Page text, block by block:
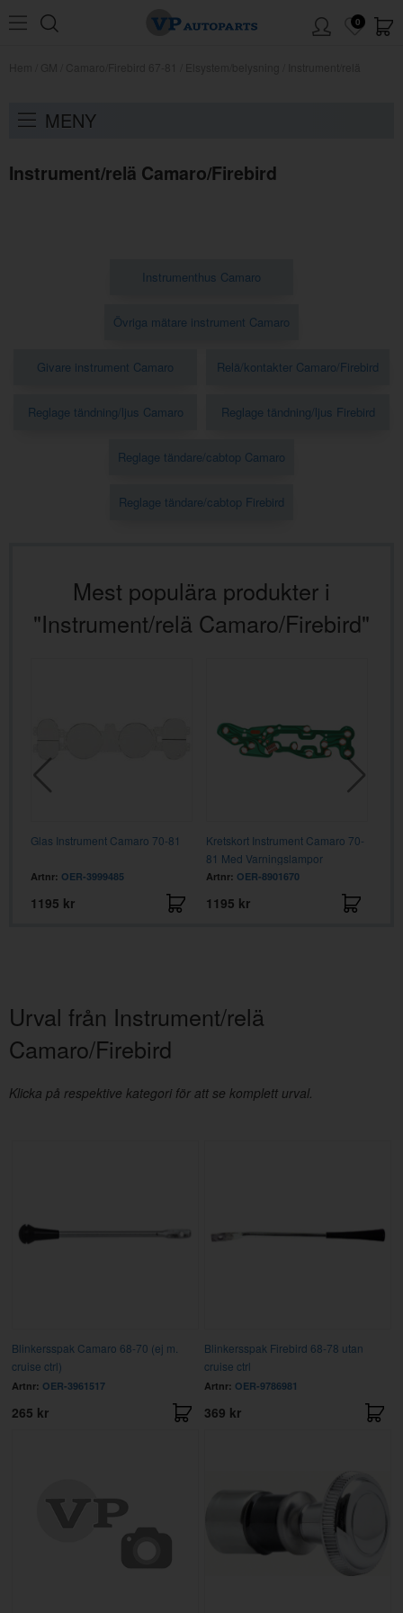
0
MENY
Instrument/relä Camaro/Firebird
Instrumenthus Camaro
Övriga mätare instrument Camaro
Givare instrument Camaro Relä/kontakter Camaro/Firebird
Reglage tändning/ljus Camaro Reglage tändning/ljus Firebird
Reglage tändare/cabtop Camaro
Reglage tändare/cabtop Firebird
Mest populära produkter i
"Instrument/relä Camaro/Firebird"
Glas Instrument Camaro 70-81
Artnr: OER-3999485
1195 kr
Kretskort Instrument Camaro 70-
81 Med Varningslampor
Artnr: OER-8901670
1195 kr
Urval från Instrument/relä
Camaro/Firebird
Klicka på respektive kategori för att se komplett urval.
Blinkersspak Camaro 68-70 (ej m.
cruise ctrl)
Artnr: OER-3961517
265 kr
Blinkersspak Firebird 68-78 utan
cruise ctrl
Artnr: OER-9786981
369 kr